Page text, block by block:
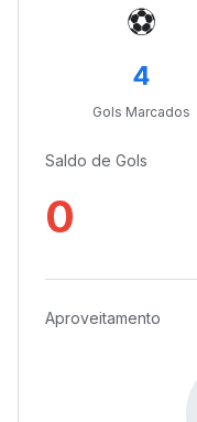
⚽
4
Gols Marcados
Saldo de Gols
0
Aproveitamento